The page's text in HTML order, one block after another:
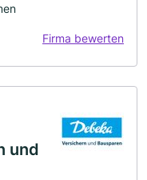
Firma bewerten
und